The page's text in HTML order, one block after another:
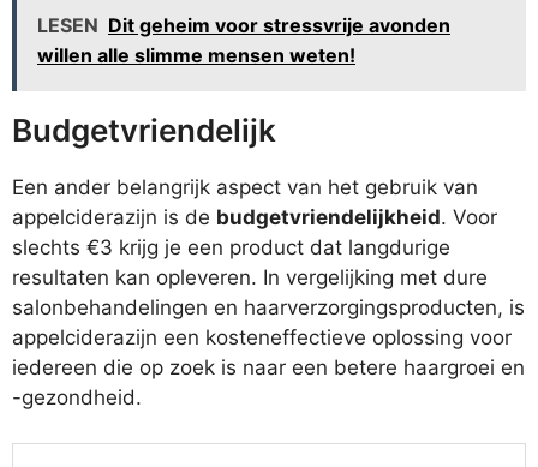
LESEN Dit geheim voor stressvrije avonden
willen alle slimme mensen weten!
Budgetvriendelijk
Een ander belangrijk aspect van het gebruik van
appelciderazijn is de budgetvriendelijkheid. Voor
slechts €3 krijg je een product dat langdurige
resultaten kan opleveren. In vergelijking met dure
salonbehandelingen en haarverzorgingsproducten, is
appelciderazijn een kosteneffectieve oplossing voor
iedereen die op zoek is naar een betere haargroei en
-gezondheid.